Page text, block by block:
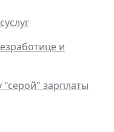
и
"серой" зарплаты